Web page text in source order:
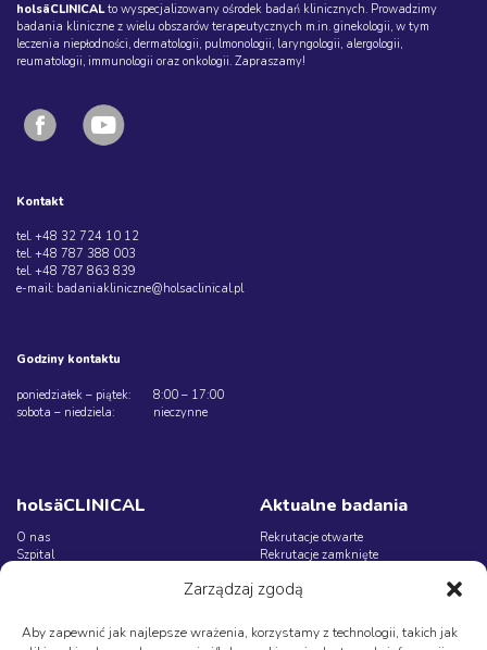
Zarządzaj zgodą
Aby zapewnić jak najlepsze wrażenia, korzystamy z technologii, takich jak
holsäCLINICALto wyspecjalizowany ośrodek badań klinicznych. Prowadzimy
badania kliniczne z wielu obszarów terapeutycznych m.in. ginekologii, w tym
leczenia niepłodności, dermatologii, pulmonologii, laryngologii, alergologii,
reumatologii, immunologii oraz onkologii. Zapraszamy!
Kontakt
tel. +48 32 724 10 12
tel. +48 787 388 003
tel. +48 787 863 839
e-mail: badaniakliniczne@holsaclinical.pl
Godziny kontaktu
poniedziałek – piątek: 8:00 – 17:00
sobota – niedziela: nieczynne
holsäCLINICAL
O nas
Szpital
Aktualne badania
Rekrutacje otwarte
Rekrutacje zamknięte
Polityka prywatności